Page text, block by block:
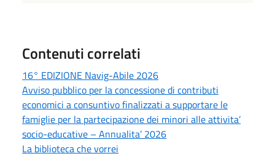
Contenuti correlati
16° EDIZIONE Navig-Abile 2026
Avviso pubblico per la concessione di contributi
economici a consuntivo finalizzati a supportare le
famiglie per la partecipazione dei minori alle attivita’
socio-educative – Annualita’ 2026
La biblioteca che vorrei